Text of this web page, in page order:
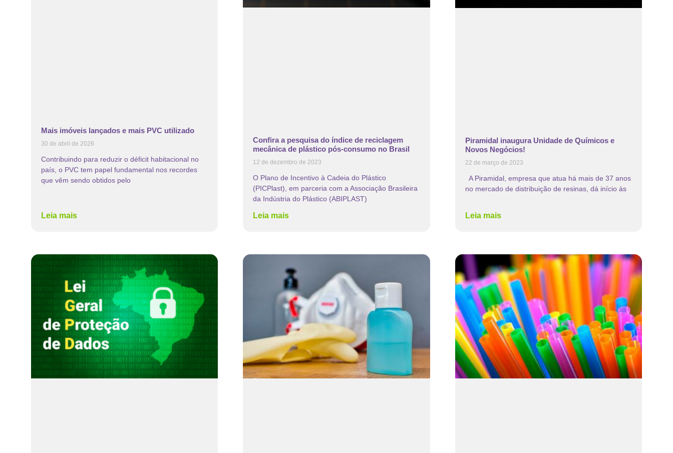
Mais imóveis lançados e mais PVC utilizado
30 de abril de 2026
Contribuindo para reduzir o déficit habitacional no
país, o PVC tem papel fundamental nos recordes
que vêm sendo obtidos pelo
Leia mais
Confira a pesquisa do índice de reciclagem
mecânica de plástico pós-consumo no Brasil
12 de dezembro de 2023
O Plano de Incentivo à Cadeia do Plástico
(PICPlast), em parceria com a Associação Brasileira
da Indústria do Plástico (ABIPLAST)
Leia mais
Piramidal inaugura Unidade de Químicos e
Novos Negócios!
22 de março de 2023
A Piramidal, empresa que atua há mais de 37 anos
no mercado de distribuição de resinas, dá início às
Leia mais